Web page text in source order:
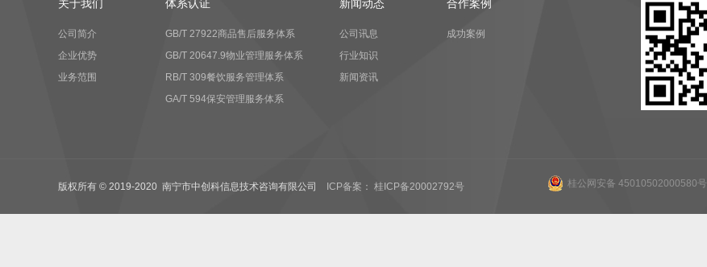
关于我们
公司简介
企业优势
业务范围
体系认证
GB/T 27922商品售后服务体系
GB/T 20647.9物业管理服务体系
RB/T 309餐饮服务管理体系
GA/T 594保安管理服务体系
新闻动态
公司讯息
行业知识
新闻资讯
合作案例
成功案例
版权所有 © 2019-2020 南宁市中创科信息技术咨询有限公司 ICP备案： 桂ICP备20002792号 桂公网安备 45010502000580号